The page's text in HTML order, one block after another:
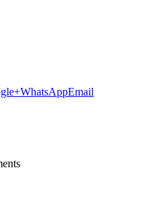
WhatsAppEmail